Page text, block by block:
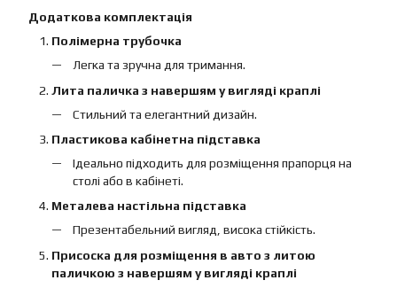
Додаткова комплектація
Полімерна трубочка
Легка та зручна для тримання.
Лита паличка з навершям у вигляді краплі
Стильний та елегантний дизайн.
Пластикова кабінетна підставка
Ідеально підходить для розміщення прапорця на
столі або в кабінеті.
Металева настільна підставка
Презентабельний вигляд, висока стійкість.
Присоска для розміщення в авто з литою
паличкою з навершям у вигляді краплі